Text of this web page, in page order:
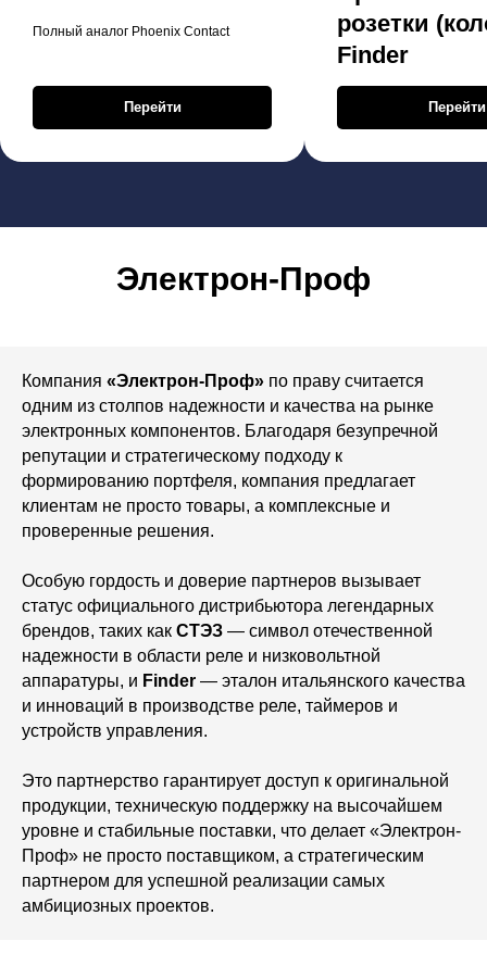
Полный аналог Phoenix Contact
Перейти
розетки
Finder
Перейти
Электрон-Проф
Компания «Электрон-Проф» по праву считается
одним из столпов надежности и качества на рынке
электронных компонентов. Благодаря безупречной
репутации и стратегическому подходу к
формированию портфеля, компания предлагает
клиентам не просто товары, а комплексные и
проверенные решения.
Особую гордость и доверие партнеров вызывает
статус официального дистрибьютора легендарных
брендов, таких как СТЭЗ — символ отечественной
надежности в области реле и низковольтной
аппаратуры, и Finder — эталон итальянского качества
и инноваций в производстве реле, таймеров и
устройств управления.
Это партнерство гарантирует доступ к оригинальной
продукции, техническую поддержку на высочайшем
уровне и стабильные поставки, что делает «Электрон-
Проф» не просто поставщиком, а стратегическим
партнером для успешной реализации самых
амбициозных проектов.